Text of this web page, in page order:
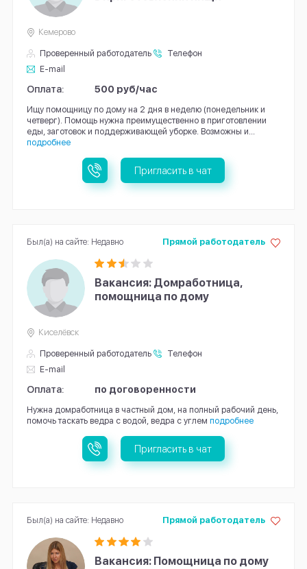
Проверенный работодатель
Телефон
E-mail
Кемерово
Оплата: 500 руб/час
Ищу помощницу по дому на 2 дня в неделю (понедельник и
четверг). Помощь нужна преимущественно в приготовлении
еды, заготовок и поддерживающей уборке. Возможны и...
подробнее
Пригласить в чат
Вакансия: Домработница,
помощница по дому
Проверенный работодатель
Телефон
E-mail
Прямой работодатель
Киселёвск
Оплата: по договоренности
Нужна домработница в частный дом, на полный рабочий день,
помочь таскать ведра с водой, ведра с углем подробнее
Был(а) на сайте: Недавно
Пригласить в чат
Вакансия: Помощница по дому
Прямой работодатель
Был(а) на сайте: Недавно